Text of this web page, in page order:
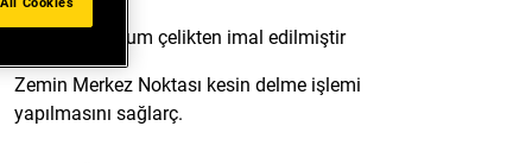
Krom-vanadyum çelikten imal edilmiştir
Zemin Merkez Noktası kesin delme işlemi
yapılmasını sağlarç.